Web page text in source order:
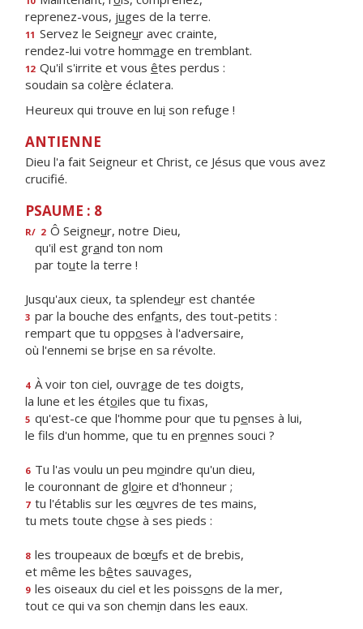
reprenez-vous, juges de la terre.
11 Servez le Seigneur avec crainte,
rendez-lui votre hommage en tremblant.
12 Qu'il s'irrite et vous êtes perdus :
soudain sa colère éclatera.
Heureux qui trouve en lui son refuge !
ANTIENNE
Dieu l'a fait Seigneur et Christ, ce Jésus que vous avez
crucifié.
PSAUME : 8
R/ 2 Ô Seigneur, notre Dieu,
qu'il est grand ton nom
par toute la terre !
Jusqu'aux cieux, ta splendeur est chantée
3 par la bouche des enfants, des tout-petits :
rempart que tu opposes à l'adversaire,
où l'ennemi se brise en sa révolte.
4 À voir ton ciel, ouvrage de tes doigts,
la lune et les étoiles que tu fixas,
5 qu'est-ce que l'homme pour que tu penses à lui,
le fils d'un homme, que tu en prennes souci ?
6 Tu l'as voulu un peu moindre qu'un dieu,
le couronnant de gloire et d'honneur ;
7 tu l'établis sur les œuvres de tes mains,
tu mets toute chose à ses pieds :
8 les troupeaux de bœufs et de brebis,
et même les bêtes sauvages,
9 les oiseaux du ciel et les poissons de la mer,
tout ce qui va son chemin dans les eaux.